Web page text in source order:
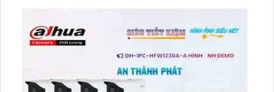
Bộ camera Siêu Nét của Vantech được thiết kế với độ
phân giải cao, từ 2.0MP đến 8